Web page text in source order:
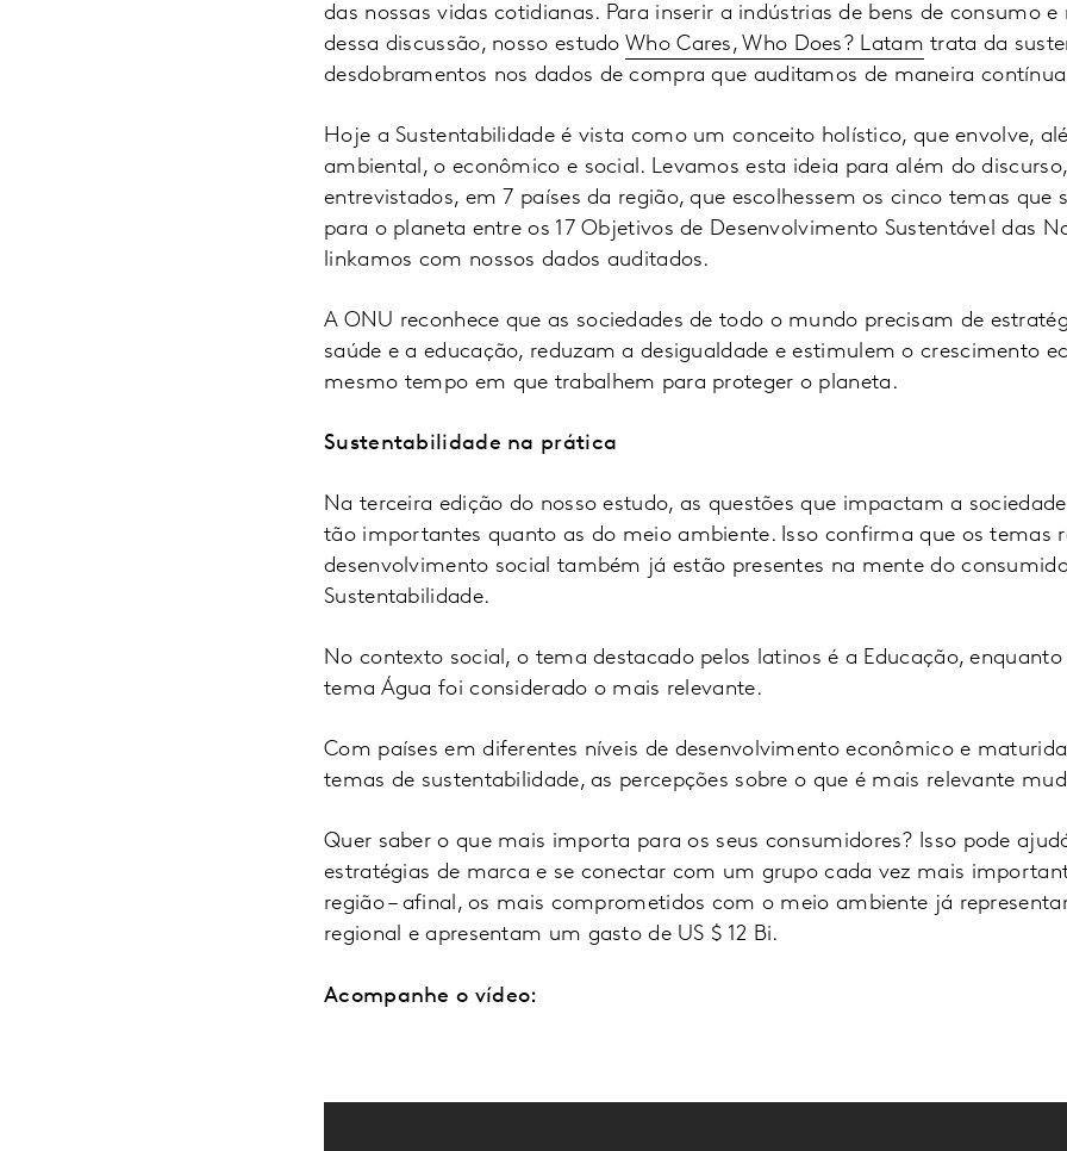
das nossas vidas cotidianas. Para inserir a indústrias de bens de consumo
dessa discussão, nosso estudoWho Cares, Who Does? Latam trata da
desdobramentos nos dados de compra que auditamos de maneira
Hoje a Sustentabilidade é vista como um conceito holístico, que envolve,
ambiental, o econômico e social. Levamos esta ideia para além do
entrevistados, em 7 países da região, que escolhessem os cinco temas que
para o planeta entre os 17 Objetivos de Desenvolvimento Sustentável das
linkamos com nossos dados auditados.
A ONU reconhece que as sociedades de todo o mundo precisam de
saúde e a educação, reduzam a desigualdade e estimulem o crescimento
mesmo tempo em que trabalhem para proteger o planeta.
Sustentabilidade na prática
Na terceira edição do nosso estudo, as questões que impactam a
tão importantes quanto as do meio ambiente. Isso confirma que os temas
desenvolvimento social também já estão presentes na mente do
Sustentabilidade.
No contexto social, o tema destacado pelos latinos é a Educação,
tema Água foi considerado o mais relevante.
Com países em diferentes níveis de desenvolvimento econômico e
temas de sustentabilidade, as percepções sobre o que é mais relevante
Quer saber o que mais importa para os seus consumidores? Isso pode
estratégias de marca e se conectar com um grupo cada vez mais
região – afinal, os mais comprometidos com o meio ambiente já
regional e apresentam um gasto de US $ 12 Bi.
Acompanhe o vídeo: